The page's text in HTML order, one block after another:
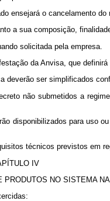
ensejará o cancelamento do
a sua composição,
solicitada pela empresa.
da Anvisa, que
deverão ser simplificados
não submetidos a
disponibilizados para uso
técnicos previstos em
IV
NO SISTEMA